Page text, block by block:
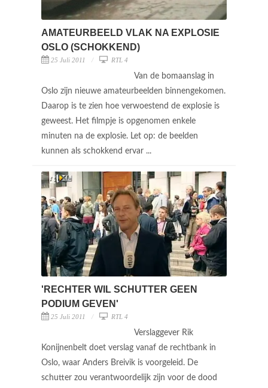
AMATEURBEELD VLAK NA EXPLOSIE
OSLO (SCHOKKEND)
25 Juli 2011 RTL 4
Van de bomaanslag in
Oslo zijn nieuwe amateurbeelden binnengekomen.
Daarop is te zien hoe verwoestend de explosie is
geweest. Het filmpje is opgenomen enkele
minuten na de explosie. Let op: de beelden
kunnen als schokkend ervar ...
'RECHTER WIL SCHUTTER GEEN
PODIUM GEVEN'
25 Juli 2011 RTL 4
Verslaggever Rik
Konijnenbelt doet verslag vanaf de rechtbank in
Oslo, waar Anders Breivik is voorgeleid. De
schutter zou verantwoordelijk zijn voor de dood